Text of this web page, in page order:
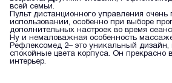
всей семьи.
Пульт дистанционного управления очень
использовании, особенно при выборе
дополнительных настроек во время
Ну и немаловажная особенность
Рефлексомед 2– это уникальный дизайн,
спокойные цвета корпуса. Он прекрасно
интерьер.